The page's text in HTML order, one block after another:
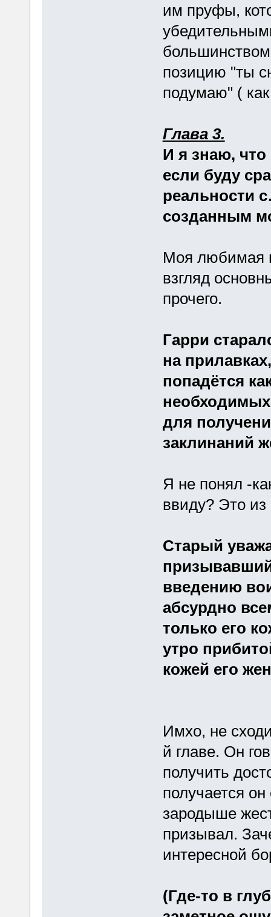
им пруфы,
позицию "ты
подумаю" (
Глава 3.
И я знаю, что
если буду
реальности
созданным
Моя любимая
взгляд
прочего.
Гарри
на
попадётся
необходимых
для
заклинаний
Я не понял -
ввиду? Это из
Старый
введению
абсурдно
только его
утро
кожей его
Имхо, не
й главе. Он
получить
получается
зародыше
призывал.
интересной
(Где-то в